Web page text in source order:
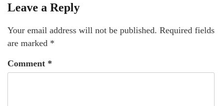
Leave a Reply
Your email address will not be published. Required fields
are marked *
Comment *